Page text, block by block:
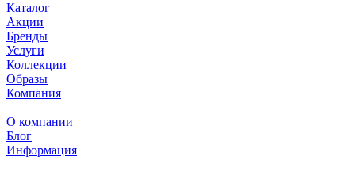
Каталог
Акции
Бренды
Услуги
Коллекции
Образы
Компания
О компании
Блог
Информация